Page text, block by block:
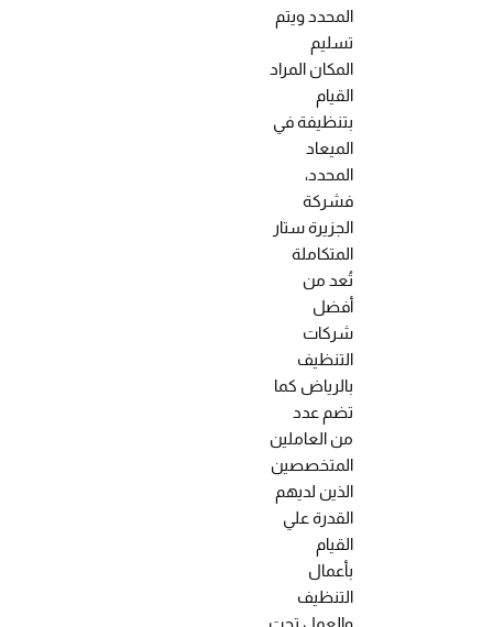
المحدد ويتم
تسليم
المكان المراد
القيام
بتنظيفة في
الميعاد
المحدد،
فشركة
الجزيرة ستار
المتكاملة
تُعد من
أفضل
شركات
التنظيف
بالرياض كما
تضم عدد
من العاملين
المتخصصين
الذين لديهم
القدرة علي
القيام
بأعمال
التنظيف
والعمل تحت